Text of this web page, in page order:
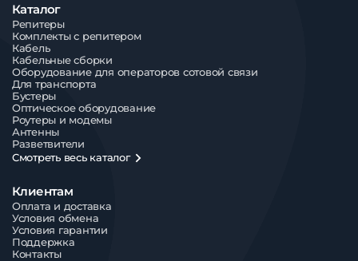
Каталог
Репитеры
Комплекты с репитером
Кабель
Кабельные сборки
Оборудование для операторов сотовой связи
Для транспорта
Бустеры
Оптическое оборудование
Роутеры и модемы
Антенны
Разветвители
Смотреть весь каталог
Клиентам
Оплата и доставка
Условия обмена
Условия гарантии
Поддержка
Контакты